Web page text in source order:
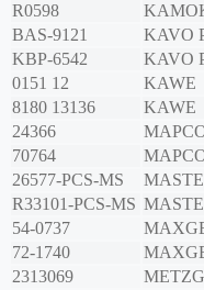
R0598
BAS-9121
KAVO
KBP-6542
KAVO
0151 12
KAWE
8180 13136
KAWE
24366
70764
26577-PCS-MS
R33101-PCS-MS
54-0737
72-1740
2313069